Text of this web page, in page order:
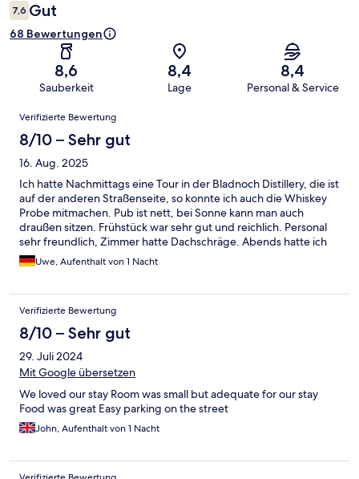
7,6 Gut
68 Bewertungen
8,6
Sauberkeit
8,4
Lage
8,4
Personal & Service
Bewertungen
Verifizierte Bewertung
8/10 – Sehr gut
16. Aug. 2025
Ich hatte Nachmittags eine Tour in der Bladnoch Distillery, die ist
auf der anderen Straßenseite, so konnte ich auch die Whiskey
Probe mitmachen. Pub ist nett, bei Sonne kann man auch
draußen sitzen. Frühstück war sehr gut und reichlich. Personal
sehr freundlich, Zimmer hatte Dachschräge. Abends hatte ich
hier nichts gegessen, war auf dem Musikfestival in Wigtown, 15-
20min zu Fuß, Straße hat Fußweg, ist spät Abends aber sehr
Uwe, Aufenthalt von 1 Nacht
Verifizierte Bewertung
8/10 – Sehr gut
29. Juli 2024
Mit Google übersetzen
We loved our stay Room was small but adequate for our stay
Food was great Easy parking on the street
John, Aufenthalt von 1 Nacht